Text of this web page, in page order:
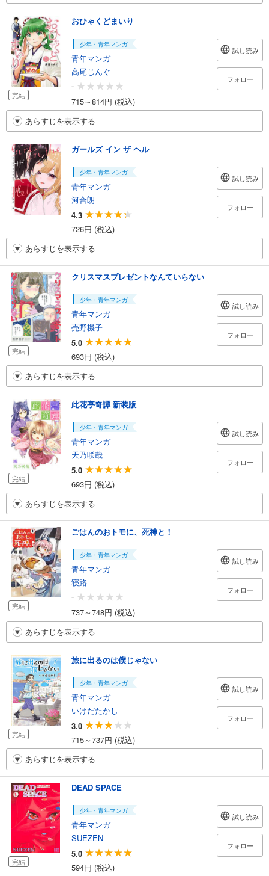
完結
おひゃくどまいり
少年・青年マンガ
青年マンガ
高尾じんぐ
-
715～814円 (税込)
試し読み
フォロー
あらすじを表示する
ガールズ イン ザ ヘル
少年・青年マンガ
青年マンガ
河合朗
4.3
726円 (税込)
試し読み
フォロー
あらすじを表示する
完結
クリスマスプレゼントなんていらない
少年・青年マンガ
青年マンガ
売野機子
5.0
693円 (税込)
試し読み
フォロー
あらすじを表示する
完結
此花亭奇譚 新装版
少年・青年マンガ
青年マンガ
天乃咲哉
5.0
693円 (税込)
試し読み
フォロー
あらすじを表示する
完結
ごはんのおトモに、死神と！
少年・青年マンガ
青年マンガ
寝路
-
737～748円 (税込)
試し読み
フォロー
あらすじを表示する
完結
旅に出るのは僕じゃない
少年・青年マンガ
青年マンガ
いけだたかし
3.0
715～737円 (税込)
試し読み
フォロー
あらすじを表示する
完結
DEAD SPACE
少年・青年マンガ
青年マンガ
SUEZEN
5.0
594円 (税込)
試し読み
フォロー